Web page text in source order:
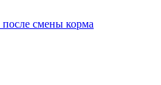
смены корма